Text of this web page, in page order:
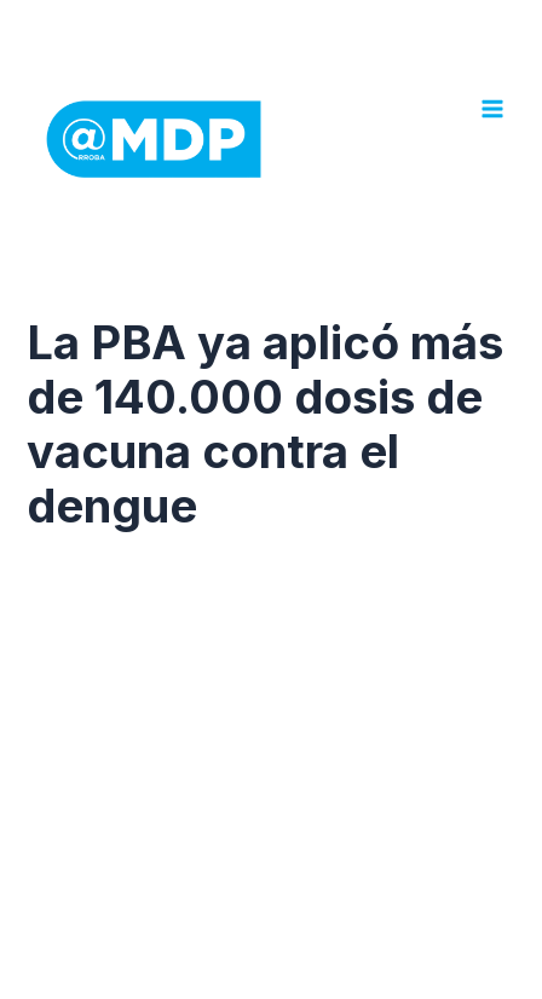
La PBA ya aplicó más
de 140.000 dosis de
vacuna contra el
dengue